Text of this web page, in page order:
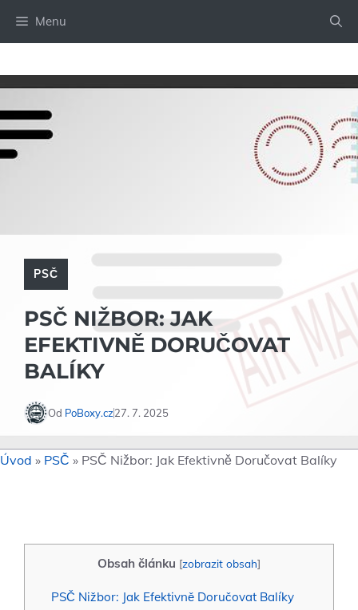
Menu
PSČ
PSČ NIŽBOR: JAK
EFEKTIVNĚ DORUČOVAT
BALÍKY
Od PoBoxy.cz27. 7. 2025
Úvod » PSČ » PSČ Nižbor: Jak Efektivně Doručovat Balíky
Obsah článku [zobrazit obsah]
PSČ Nižbor: Jak Efektivně Doručovat Balíky